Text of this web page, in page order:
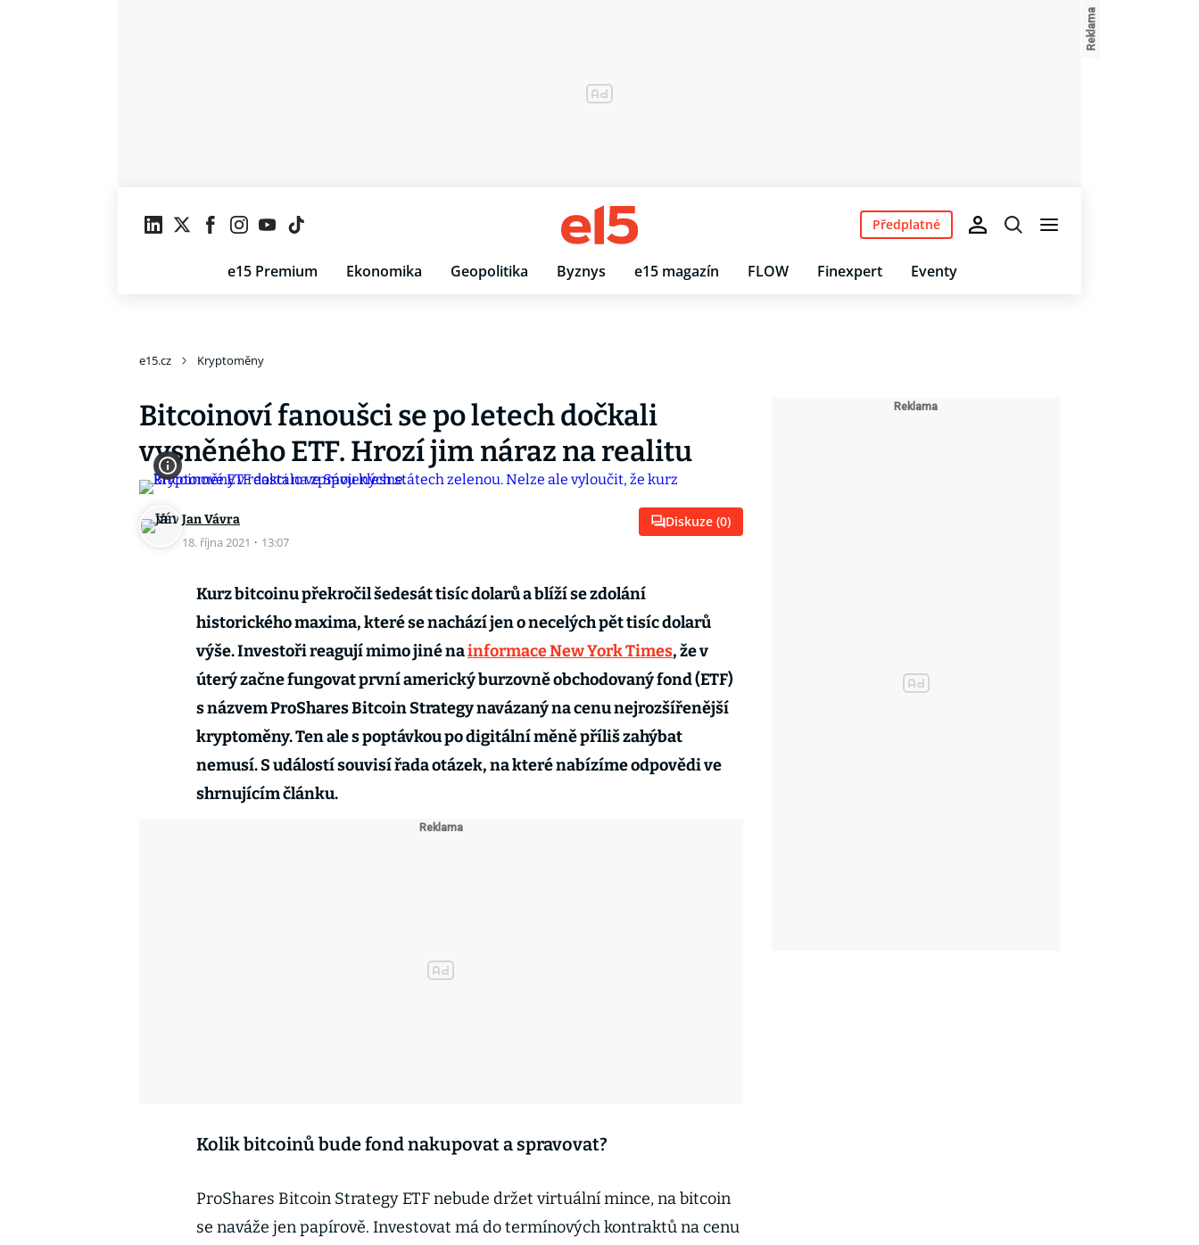
e15 Premium Ekonomika Geopolitika Byznys e15 magazín FLOW Finexpert Eventy
Předplatné
e15.cz Kryptoměny
Bitcoinoví fanoušci se po letech dočkali
vysněného ETF. Hrozí jim náraz na realitu
Jan Vávra
18. října 2021 · 13:07
Diskuze (0)
Kurz bitcoinu překročil šedesát tisíc dolarů a blíží se zdolání
historického maxima, které se nachází jen o necelých pět tisíc dolarů
výše. Investoři reagují mimo jiné nainformace New York Times, že v
úterý začne fungovat první americký burzovně obchodovaný fond (ETF)
s názvem ProShares Bitcoin Strategy navázaný na cenu nejrozšířenější
kryptoměny. Ten ale s poptávkou po digitální měně příliš zahýbat
nemusí. S událostí souvisí řada otázek, na které nabízíme odpovědi ve
shrnujícím článku.
Kolik bitcoinů bude fond nakupovat a spravovat?
ProShares Bitcoin Strategy ETF nebude držet virtuální mince, na bitcoin
se naváže jen papírově. Investovat má do termínových kontraktů na cenu